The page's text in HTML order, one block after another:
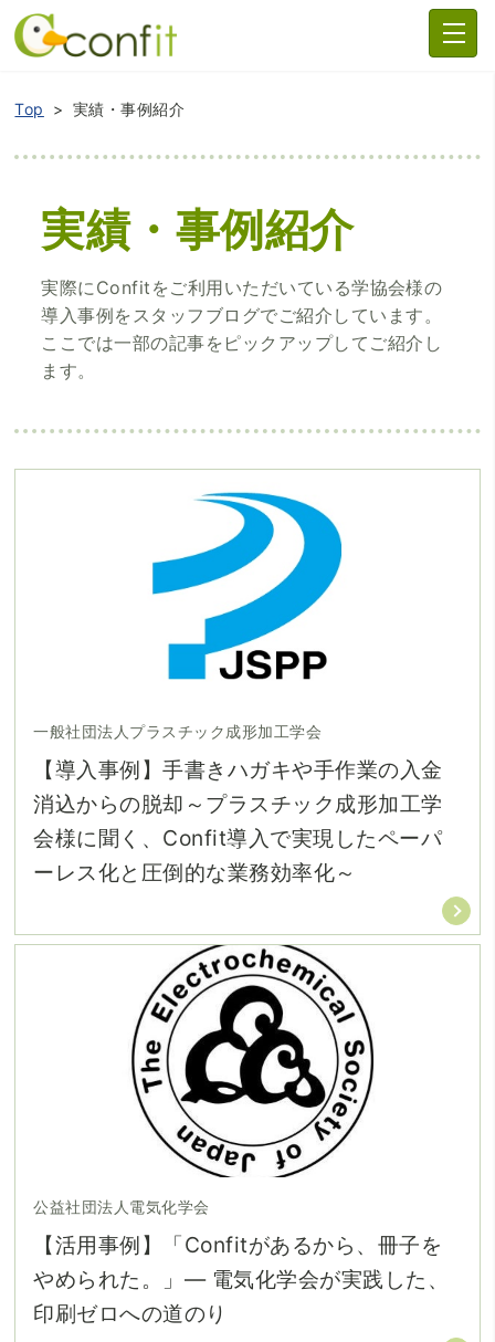
Top 実績・事例紹介
実績・事例紹介
実際にConfitをご利用いただいている学協会様の
導入事例をスタッフブログでご紹介しています。
ここでは一部の記事をピックアップしてご紹介し
ます。
一般社団法人プラスチック成形加工学会
【導入事例】手書きハガキや手作業の入金
消込からの脱却～プラスチック成形加工学
会様に聞く、Confit導入で実現したペーパ
ーレス化と圧倒的な業務効率化～
公益社団法人電気化学会
【活用事例】「Confitがあるから、冊子を
やめられた。」― 電気化学会が実践した、
印刷ゼロへの道のり